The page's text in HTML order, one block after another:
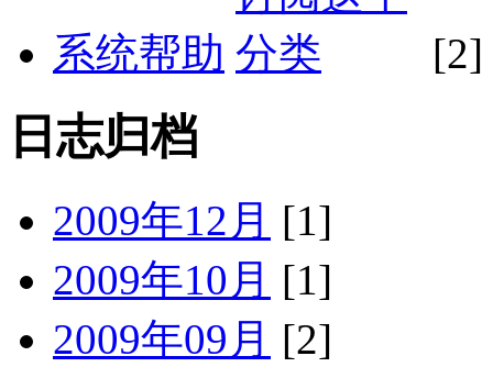
系统帮助 [2]
日志归档
2009年12月 [1]
2009年10月 [1]
2009年09月 [2]